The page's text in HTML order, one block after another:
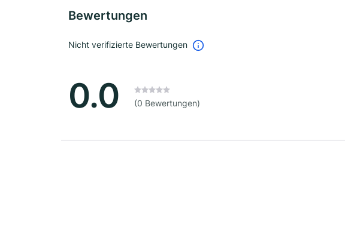
Bewertungen
Nicht verifizierte Bewertungen
0.0 (0 Bewertungen)